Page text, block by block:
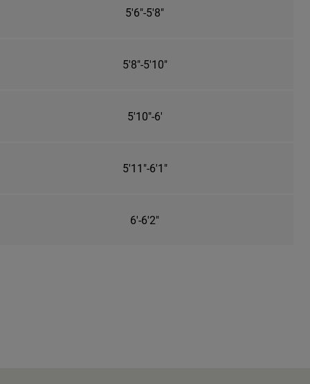
5'6"-5'8"
5'8"-5'10"
5'10"-6'
5'11"-6'1"
6'-6'2"